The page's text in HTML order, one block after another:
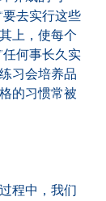
要去实行这些
上，使每个
任何事长久实
习会培养品
的习惯常被
程中，我们